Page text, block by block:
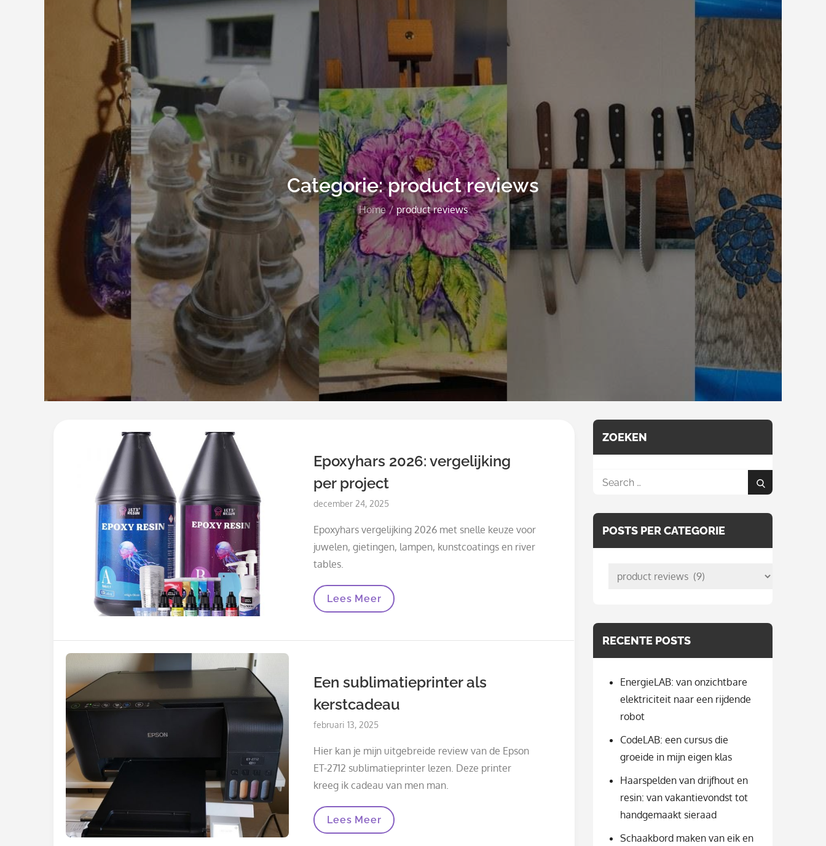
Categorie:product reviews
Home product reviews
Epoxyhars 2026: vergelijking
per project
Posted
december 24, 2025
Epoxyhars vergelijking 2026 met snelle keuze voor
juwelen, gietingen, lampen, kunstcoatings en river
tables.
Epoxyhars
2026:
Project
Lees Meer
Een sublimatieprinter als
kerstcadeau
Posted
februari 13, 2025
Hier kan je mijn uitgebreide review van de Epson
ET-2712 sublimatieprinter lezen. Deze printer
kreeg ik cadeau van men man.
Een
Sublimatieprinter
Lees Meer
ZOEKEN
Search
Search
POSTS PER CATEGORIE
posts
RECENTE POSTS
EnergieLAB: van onzichtbare
elektriciteit naar een rijdende
robot
CodeLAB: een cursus die
groeide in mijn eigen klas
Haarspelden van drijfhout en
resin: van vakantievondst tot
handgemaakt sieraad
Schaakbord maken van eik en